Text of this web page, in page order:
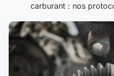
carburant : nos